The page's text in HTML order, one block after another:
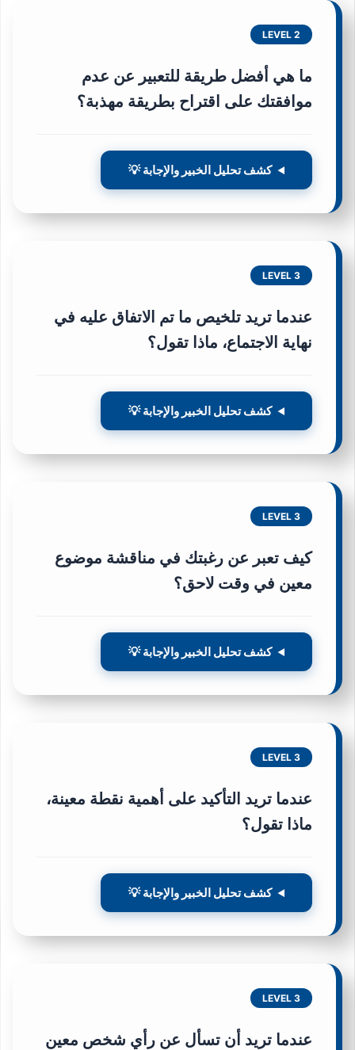
LEVEL 2
ما هي أفضل طريقة للتعبير عن عدم
موافقتك على اقتراح بطريقة مهذبة؟
كشف تحليل الخبير والإجابة 💡
LEVEL 3
عندما تريد تلخيص ما تم الاتفاق عليه في
نهاية الاجتماع، ماذا تقول؟
كشف تحليل الخبير والإجابة 💡
LEVEL 3
كيف تعبر عن رغبتك في مناقشة موضوع
معين في وقت لاحق؟
كشف تحليل الخبير والإجابة 💡
LEVEL 3
عندما تريد التأكيد على أهمية نقطة معينة،
ماذا تقول؟
كشف تحليل الخبير والإجابة 💡
LEVEL 3
عندما تريد أن تسأل عن رأي شخص معين